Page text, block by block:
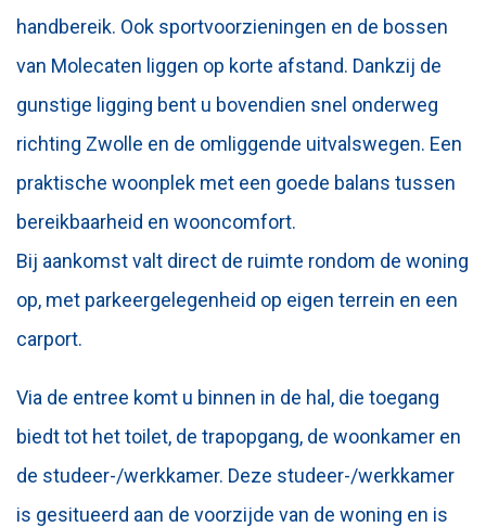
handbereik. Ook sportvoorzieningen en de bossen
van Molecaten liggen op korte afstand. Dankzij de
gunstige ligging bent u bovendien snel onderweg
richting Zwolle en de omliggende uitvalswegen. Een
praktische woonplek met een goede balans tussen
bereikbaarheid en wooncomfort.
Bij aankomst valt direct de ruimte rondom de woning
op, met parkeergelegenheid op eigen terrein en een
carport.
Via de entree komt u binnen in de hal, die toegang
biedt tot het toilet, de trapopgang, de woonkamer en
de studeer-/werkkamer. Deze studeer-/werkkamer
is gesitueerd aan de voorzijde van de woning en is